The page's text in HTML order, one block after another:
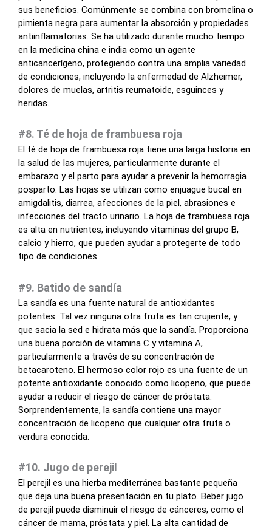
sus beneficios. Comúnmente se combina con bromelina o
pimienta negra para aumentar la absorción y propiedades
antiinflamatorias. Se ha utilizado durante mucho tiempo
en la medicina china e india como un agente
anticancerígeno, protegiendo contra una amplia variedad
de condiciones, incluyendo la enfermedad de Alzheimer,
dolores de muelas, artritis reumatoide, esguinces y
heridas.
#8. Té de hoja de frambuesa roja
El té de hoja de frambuesa roja tiene una larga historia en
la salud de las mujeres, particularmente durante el
embarazo y el parto para ayudar a prevenir la hemorragia
posparto. Las hojas se utilizan como enjuague bucal en
amigdalitis, diarrea, afecciones de la piel, abrasiones e
infecciones del tracto urinario. La hoja de frambuesa roja
es alta en nutrientes, incluyendo vitaminas del grupo B,
calcio y hierro, que pueden ayudar a protegerte de todo
tipo de condiciones.
#9. Batido de sandía
La sandía es una fuente natural de antioxidantes
potentes. Tal vez ninguna otra fruta es tan crujiente, y
que sacia la sed e hidrata más que la sandía. Proporciona
una buena porción de vitamina C y vitamina A,
particularmente a través de su concentración de
betacaroteno. El hermoso color rojo es una fuente de un
potente antioxidante conocido como licopeno, que puede
ayudar a reducir el riesgo de cáncer de próstata.
Sorprendentemente, la sandía contiene una mayor
concentración de licopeno que cualquier otra fruta o
verdura conocida.
#10. Jugo de perejil
El perejil es una hierba mediterránea bastante pequeña
que deja una buena presentación en tu plato. Beber jugo
de perejil puede disminuir el riesgo de cánceres, como el
cáncer de mama, próstata y piel. La alta cantidad de